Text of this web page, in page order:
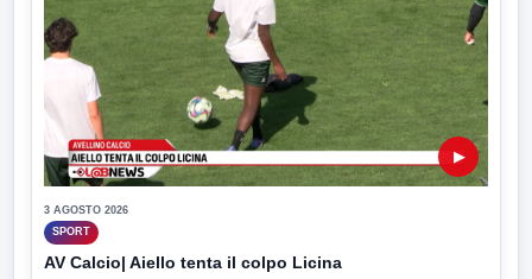
▶
3 AGOSTO 2026
SPORT
AV Calcio| Aiello tenta il colpo Licina